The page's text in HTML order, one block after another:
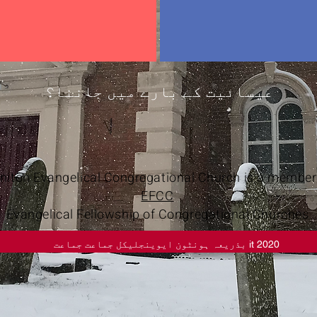
عیسائیت کے بارے میں جاننا؟
Evangelical Congregational Church is a
EFCC
Evangelical Fellowship of Congregational Churches
it 2020 بذریعہ ہونٹون ایوینجلیکل جماعت جماعت